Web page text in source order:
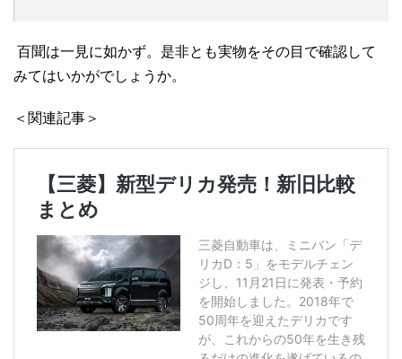
百聞は一見に如かず。是非とも実物をその目で確認して
みてはいかがでしょうか。
＜関連記事＞